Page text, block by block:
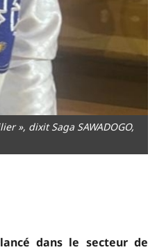
», dixit Saga SAWADOGO,
dans le secteur de